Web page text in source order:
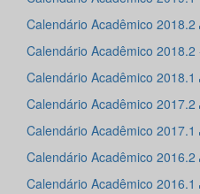
Calendário Acadêmico 2018.2
Calendário Acadêmico 2018.2
Calendário Acadêmico 2018.1
Calendário Acadêmico 2017.2
Calendário Acadêmico 2017.1
Calendário Acadêmico 2016.2
Calendário Acadêmico 2016.1